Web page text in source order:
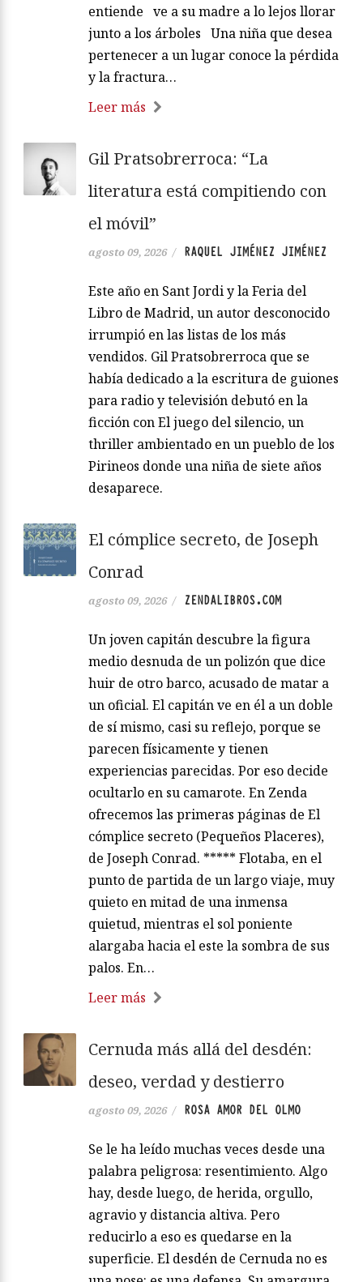
entiende ve a su madre a lo lejos llorar
junto a los árboles Una niña que desea
pertenecer a un lugar conoce la pérdida
y la fractura…
Leer más
Gil Pratsobrerroca: “La
literatura está compitiendo con
el móvil”
agosto 09, 2026 / RAQUEL JIMÉNEZ JIMÉNEZ
Este año en Sant Jordi y la Feria del
Libro de Madrid, un autor desconocido
irrumpió en las listas de los más
vendidos. Gil Pratsobrerroca que se
había dedicado a la escritura de guiones
para radio y televisión debutó en la
ficción con El juego del silencio, un
thriller ambientado en un pueblo de los
Pirineos donde una niña de siete años
desaparece.
El cómplice secreto, de Joseph
Conrad
agosto 09, 2026 / ZENDALIBROS.COM
Un joven capitán descubre la figura
medio desnuda de un polizón que dice
huir de otro barco, acusado de matar a
un oficial. El capitán ve en él a un doble
de sí mismo, casi su reflejo, porque se
parecen físicamente y tienen
experiencias parecidas. Por eso decide
ocultarlo en su camarote. En Zenda
ofrecemos las primeras páginas de El
cómplice secreto (Pequeños Placeres),
de Joseph Conrad. ***** Flotaba, en el
punto de partida de un largo viaje, muy
quieto en mitad de una inmensa
quietud, mientras el sol poniente
alargaba hacia el este la sombra de sus
palos. En…
Leer más
Cernuda más allá del desdén:
deseo, verdad y destierro
agosto 09, 2026 / ROSA AMOR DEL OLMO
Se le ha leído muchas veces desde una
palabra peligrosa: resentimiento. Algo
hay, desde luego, de herida, orgullo,
agravio y distancia altiva. Pero
reducirlo a eso es quedarse en la
superficie. El desdén de Cernuda no es